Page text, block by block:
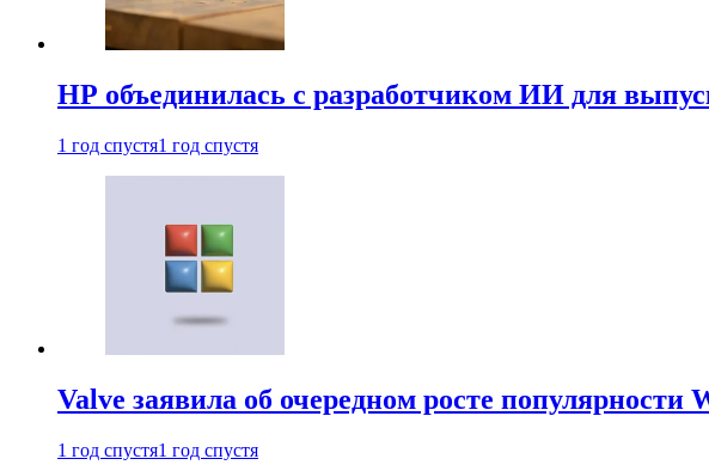
HP объединилась с разработчиком ИИ для
1 год спустя1 год спустя
Valve заявила об очередном росте популярности
1 год спустя1 год спустя